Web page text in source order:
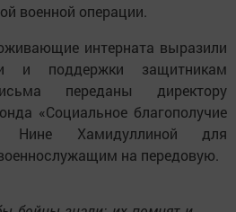
военной операции.
интерната выразили
и поддержки защитникам
переданы директору
«Социальное благополучие
Нине Хамидуллиной для
на передовую.